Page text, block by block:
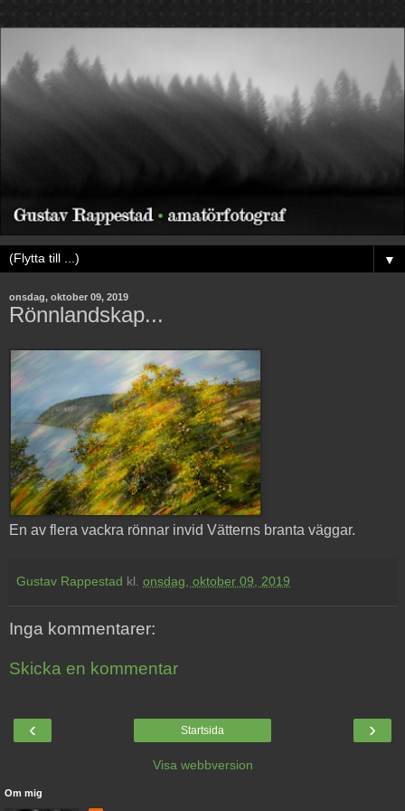
▼
onsdag, oktober 09, 2019
Rönnlandskap...
En av flera vackra rönnar invid Vätterns branta väggar.
Gustav Rappestad kl. onsdag, oktober 09, 2019
Inga kommentarer:
Skicka en kommentar
‹ ›
Startsida
Visa webbversion
Om mig